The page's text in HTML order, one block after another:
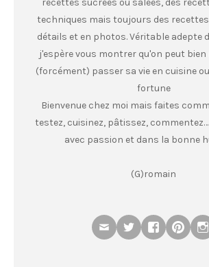
recettes sucrées ou salées, des
techniques mais toujours des recettes
détails et en photos. Véritable adepte
j'espère vous montrer qu'on peut
(forcément) passer sa vie en cuisine
fortune
Bienvenue chez moi mais faites
testez, cuisinez, pâtissez,
avec passion et dans la bonne
(G)romain